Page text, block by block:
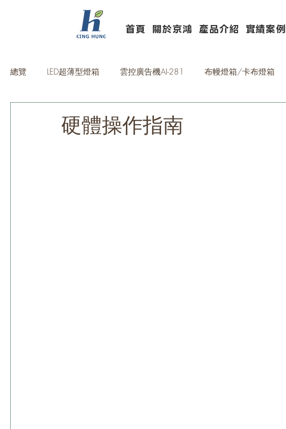
首頁 關於京鴻 產品介紹 實績案例
總覽 LED超薄型燈箱 雲控廣告機AI-281 布幔燈箱/卡布燈箱
硬體操作指南